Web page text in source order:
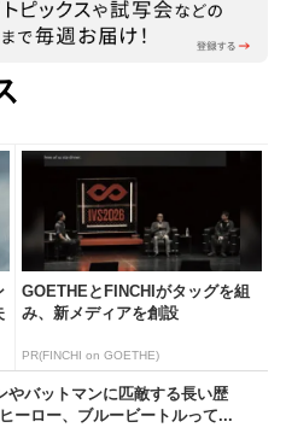
GOETHEとFINCHIがタッグを組
み、新メディアを創設
PR(FINCHI on GOETHE)
やバットマンに匹敵する長い歴
ーロー、ブルービートルって...